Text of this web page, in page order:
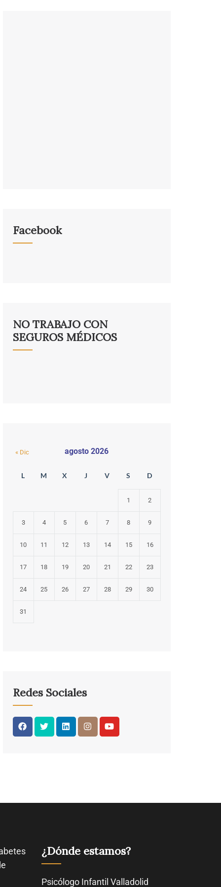
Facebook
NO TRABAJO CON
SEGUROS MÉDICOS
agosto 2026
L M X J V S D
1 2
3 4 5 6 7 8 9
10 11 12 13 14 15 16
17 18 19 20 21 22 23
24 25 26 27 28 29 30
31
« Dic
Redes Sociales
¿Dónde estamos?
Psicólogo Infantil Valladolid